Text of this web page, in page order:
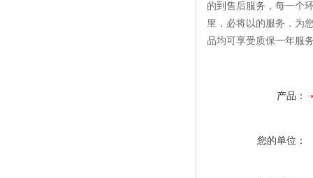
的到售后服务，每一个
里，必将以的服务，为
品均可享受质保一年服
产品：
您的单位：